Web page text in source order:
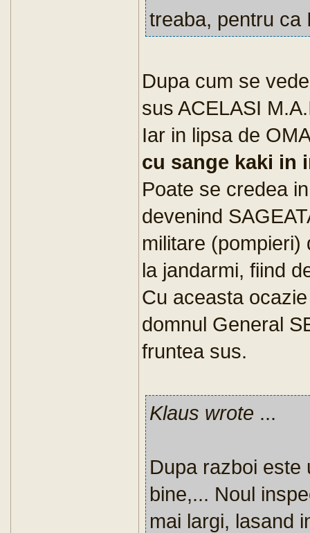
treaba, pentru ca
Dupa cum se
sus ACELASI
Iar in lipsa de
cu sange kaki in
Poate se credea
devenind
militare (pompieri)
la jandarmi, fiind
Cu aceasta
domnul General
fruntea sus.
Klaus wrote ...
Dupa razboi este
bine,... Noul
mai largi, lasand